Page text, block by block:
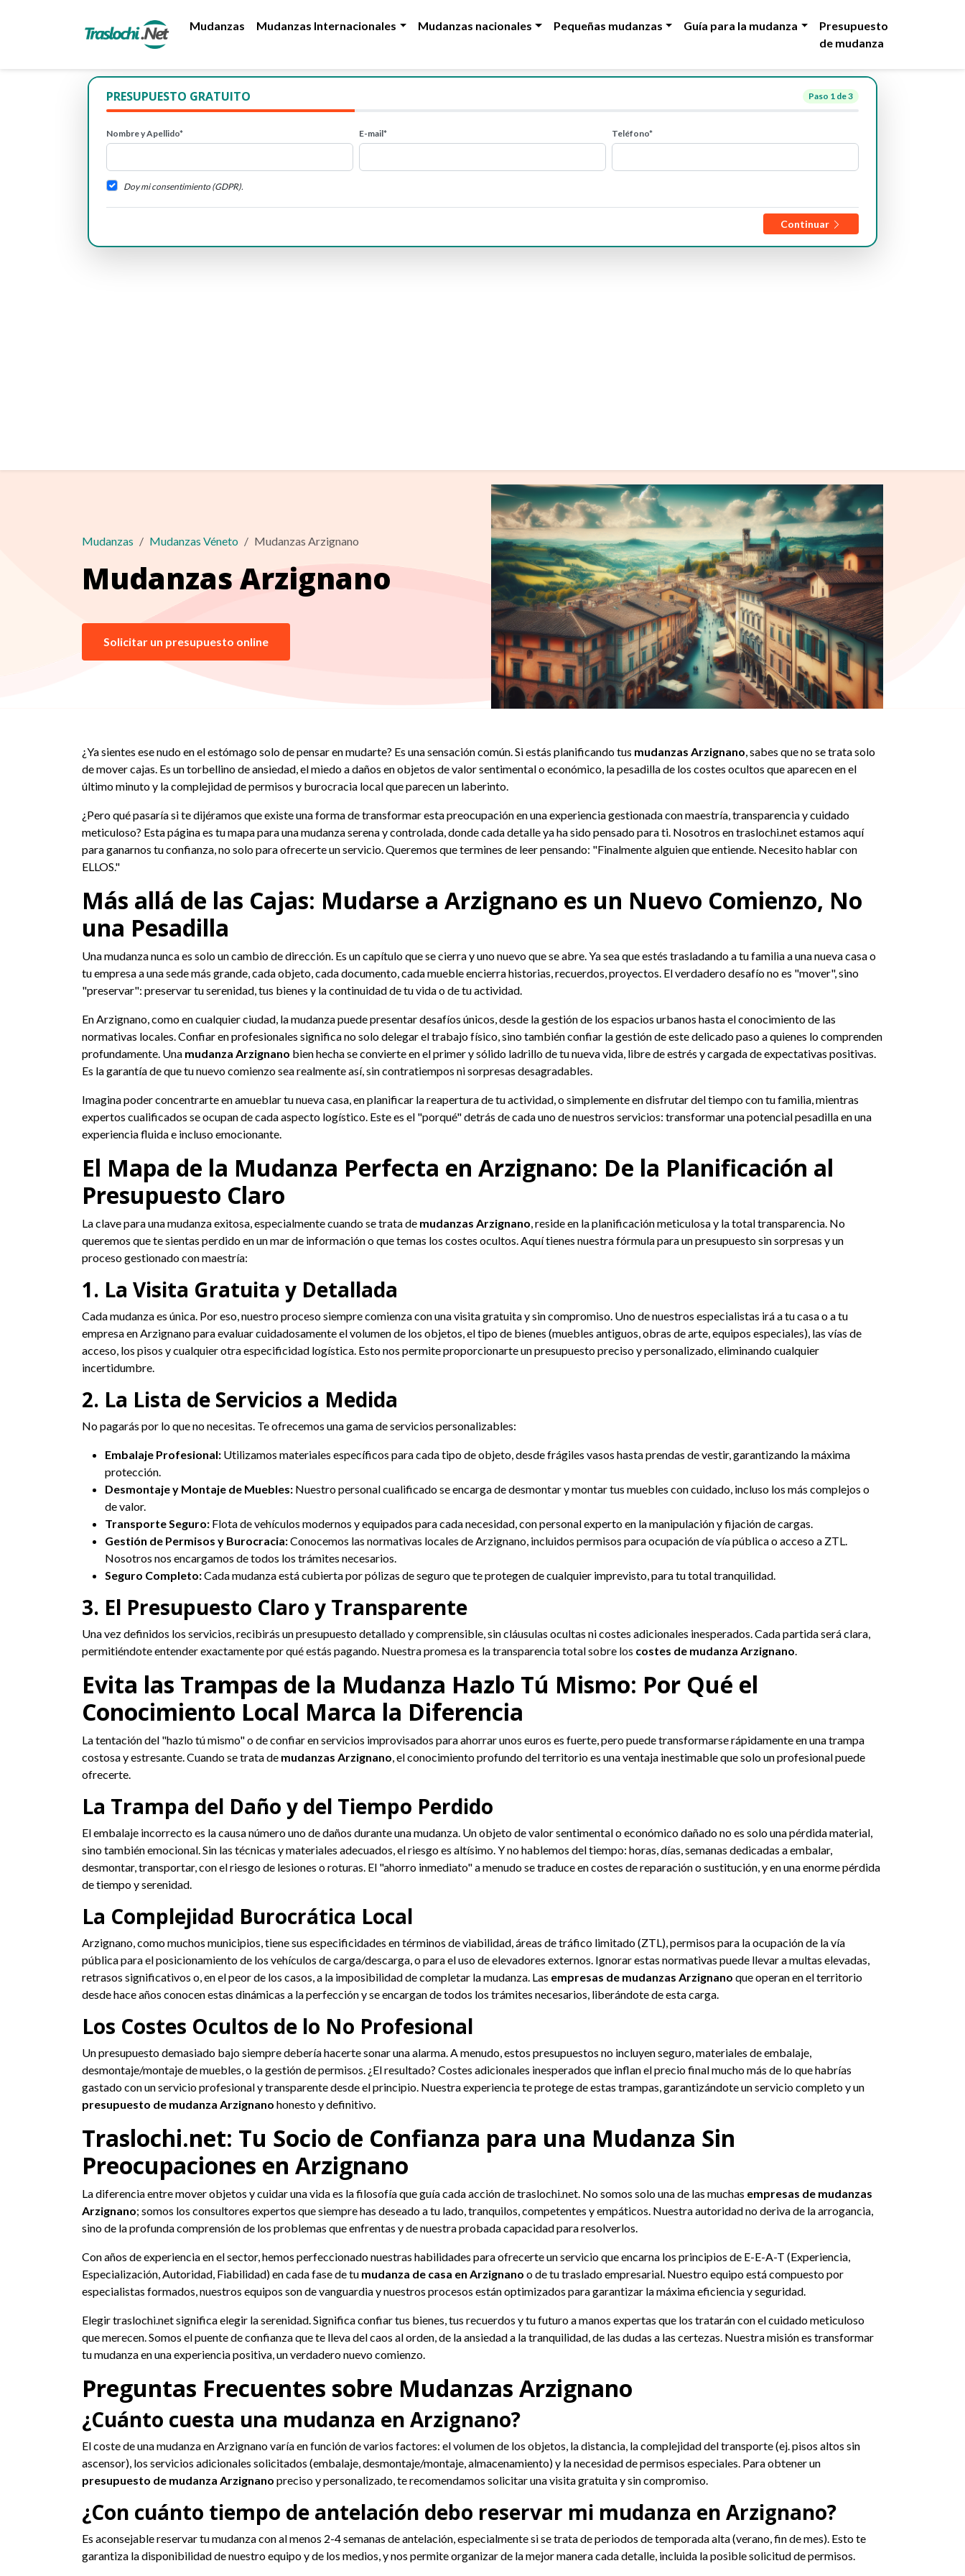
Mudanzas Mudanzas Internacionales Mudanzas nacionales Pequeñas mudanzas Guía para la mudanza
Presupuesto
de mudanza
PRESUPUESTO GRATUITO Paso 1 de 3
Nombre y Apellido* E-mail* Teléfono*
Doy mi consentimiento (GDPR).
Continuar
Mudanzas Mudanzas Véneto Mudanzas Arzignano
Mudanzas Arzignano
Solicitar un presupuesto online
¿Ya sientes ese nudo en el estómago solo de pensar en mudarte? Es una sensación común. Si estás planificando tus mudanzas Arzignano, sabes que no se trata solo
de mover cajas. Es un torbellino de ansiedad, el miedo a daños en objetos de valor sentimental o económico, la pesadilla de los costes ocultos que aparecen en el
último minuto y la complejidad de permisos y burocracia local que parecen un laberinto.
¿Pero qué pasaría si te dijéramos que existe una forma de transformar esta preocupación en una experiencia gestionada con maestría, transparencia y cuidado
meticuloso? Esta página es tu mapa para una mudanza serena y controlada, donde cada detalle ya ha sido pensado para ti. Nosotros en traslochi.net estamos aquí
para ganarnos tu confianza, no solo para ofrecerte un servicio. Queremos que termines de leer pensando: "Finalmente alguien que entiende. Necesito hablar con
ELLOS."
Más allá de las Cajas: Mudarse a Arzignano es un Nuevo Comienzo, No
una Pesadilla
Una mudanza nunca es solo un cambio de dirección. Es un capítulo que se cierra y uno nuevo que se abre. Ya sea que estés trasladando a tu familia a una nueva casa o
tu empresa a una sede más grande, cada objeto, cada documento, cada mueble encierra historias, recuerdos, proyectos. El verdadero desafío no es "mover", sino
"preservar": preservar tu serenidad, tus bienes y la continuidad de tu vida o de tu actividad.
En Arzignano, como en cualquier ciudad, la mudanza puede presentar desafíos únicos, desde la gestión de los espacios urbanos hasta el conocimiento de las
normativas locales. Confiar en profesionales significa no solo delegar el trabajo físico, sino también confiar la gestión de este delicado paso a quienes lo comprenden
profundamente. Una mudanza Arzignano bien hecha se convierte en el primer y sólido ladrillo de tu nueva vida, libre de estrés y cargada de expectativas positivas.
Es la garantía de que tu nuevo comienzo sea realmente así, sin contratiempos ni sorpresas desagradables.
Imagina poder concentrarte en amueblar tu nueva casa, en planificar la reapertura de tu actividad, o simplemente en disfrutar del tiempo con tu familia, mientras
expertos cualificados se ocupan de cada aspecto logístico. Este es el "porqué" detrás de cada uno de nuestros servicios: transformar una potencial pesadilla en una
experiencia fluida e incluso emocionante.
El Mapa de la Mudanza Perfecta en Arzignano: De la Planificación al
Presupuesto Claro
La clave para una mudanza exitosa, especialmente cuando se trata de mudanzas Arzignano, reside en la planificación meticulosa y la total transparencia. No
queremos que te sientas perdido en un mar de información o que temas los costes ocultos. Aquí tienes nuestra fórmula para un presupuesto sin sorpresas y un
proceso gestionado con maestría:
1. La Visita Gratuita y Detallada
Cada mudanza es única. Por eso, nuestro proceso siempre comienza con una visita gratuita y sin compromiso. Uno de nuestros especialistas irá a tu casa o a tu
empresa en Arzignano para evaluar cuidadosamente el volumen de los objetos, el tipo de bienes (muebles antiguos, obras de arte, equipos especiales), las vías de
acceso, los pisos y cualquier otra especificidad logística. Esto nos permite proporcionarte un presupuesto preciso y personalizado, eliminando cualquier
incertidumbre.
2. La Lista de Servicios a Medida
No pagarás por lo que no necesitas. Te ofrecemos una gama de servicios personalizables:
Embalaje Profesional: Utilizamos materiales específicos para cada tipo de objeto, desde frágiles vasos hasta prendas de vestir, garantizando la máxima
protección.
Desmontaje y Montaje de Muebles: Nuestro personal cualificado se encarga de desmontar y montar tus muebles con cuidado, incluso los más complejos o
de valor.
Transporte Seguro: Flota de vehículos modernos y equipados para cada necesidad, con personal experto en la manipulación y fijación de cargas.
Gestión de Permisos y Burocracia:Conocemos las normativas locales de Arzignano, incluidos permisos para ocupación de vía pública o acceso a ZTL.
Nosotros nos encargamos de todos los trámites necesarios.
Seguro Completo:Cada mudanza está cubierta por pólizas de seguro que te protegen de cualquier imprevisto, para tu total tranquilidad.
3. El Presupuesto Claro y Transparente
Una vez definidos los servicios, recibirás un presupuesto detallado y comprensible, sin cláusulas ocultas ni costes adicionales inesperados. Cada partida será clara,
permitiéndote entender exactamente por qué estás pagando. Nuestra promesa es la transparencia total sobre los costes de mudanza Arzignano.
Evita las Trampas de la Mudanza Hazlo Tú Mismo: Por Qué el
Conocimiento Local Marca la Diferencia
La tentación del "hazlo tú mismo" o de confiar en servicios improvisados para ahorrar unos euros es fuerte, pero puede transformarse rápidamente en una trampa
costosa y estresante. Cuando se trata de mudanzas Arzignano, el conocimiento profundo del territorio es una ventaja inestimable que solo un profesional puede
ofrecerte.
La Trampa del Daño y del Tiempo Perdido
El embalaje incorrecto es la causa número uno de daños durante una mudanza. Un objeto de valor sentimental o económico dañado no es solo una pérdida material,
sino también emocional. Sin las técnicas y materiales adecuados, el riesgo es altísimo. Y no hablemos del tiempo: horas, días, semanas dedicadas a embalar,
desmontar, transportar, con el riesgo de lesiones o roturas. El "ahorro inmediato" a menudo se traduce en costes de reparación o sustitución, y en una enorme pérdida
de tiempo y serenidad.
La Complejidad Burocrática Local
Arzignano, como muchos municipios, tiene sus especificidades en términos de viabilidad, áreas de tráfico limitado (ZTL), permisos para la ocupación de la vía
pública para el posicionamiento de los vehículos de carga/descarga, o para el uso de elevadores externos. Ignorar estas normativas puede llevar a multas elevadas,
retrasos significativos o, en el peor de los casos, a la imposibilidad de completar la mudanza. Las empresas de mudanzas Arzignano que operan en el territorio
desde hace años conocen estas dinámicas a la perfección y se encargan de todos los trámites necesarios, liberándote de esta carga.
Los Costes Ocultos de lo No Profesional
Un presupuesto demasiado bajo siempre debería hacerte sonar una alarma. A menudo, estos presupuestos no incluyen seguro, materiales de embalaje,
desmontaje/montaje de muebles, o la gestión de permisos. ¿El resultado? Costes adicionales inesperados que inflan el precio final mucho más de lo que habrías
gastado con un servicio profesional y transparente desde el principio. Nuestra experiencia te protege de estas trampas, garantizándote un servicio completo y un
presupuesto de mudanza Arzignano honesto y definitivo.
Traslochi.net: Tu Socio de Confianza para una Mudanza Sin
Preocupaciones en Arzignano
La diferencia entre mover objetos y cuidar una vida es la filosofía que guía cada acción de traslochi.net. No somos solo una de las muchas empresas de mudanzas
Arzignano; somos los consultores expertos que siempre has deseado a tu lado, tranquilos, competentes y empáticos. Nuestra autoridad no deriva de la arrogancia,
sino de la profunda comprensión de los problemas que enfrentas y de nuestra probada capacidad para resolverlos.
Con años de experiencia en el sector, hemos perfeccionado nuestras habilidades para ofrecerte un servicio que encarna los principios de E-E-A-T (Experiencia,
Especialización, Autoridad, Fiabilidad) en cada fase de tu mudanza de casa en Arzignano o de tu traslado empresarial. Nuestro equipo está compuesto por
especialistas formados, nuestros equipos son de vanguardia y nuestros procesos están optimizados para garantizar la máxima eficiencia y seguridad.
Elegir traslochi.net significa elegir la serenidad. Significa confiar tus bienes, tus recuerdos y tu futuro a manos expertas que los tratarán con el cuidado meticuloso
que merecen. Somos el puente de confianza que te lleva del caos al orden, de la ansiedad a la tranquilidad, de las dudas a las certezas. Nuestra misión es transformar
tu mudanza en una experiencia positiva, un verdadero nuevo comienzo.
Preguntas Frecuentes sobre Mudanzas Arzignano
¿Cuánto cuesta una mudanza en Arzignano?
El coste de una mudanza en Arzignano varía en función de varios factores: el volumen de los objetos, la distancia, la complejidad del transporte (ej. pisos altos sin
ascensor), los servicios adicionales solicitados (embalaje, desmontaje/montaje, almacenamiento) y la necesidad de permisos especiales. Para obtener un
presupuesto de mudanza Arzignano preciso y personalizado, te recomendamos solicitar una visita gratuita y sin compromiso.
¿Con cuánto tiempo de antelación debo reservar mi mudanza en Arzignano?
Es aconsejable reservar tu mudanza con al menos 2-4 semanas de antelación, especialmente si se trata de periodos de temporada alta (verano, fin de mes). Esto te
garantiza la disponibilidad de nuestro equipo y de los medios, y nos permite organizar de la mejor manera cada detalle, incluida la posible solicitud de permisos.